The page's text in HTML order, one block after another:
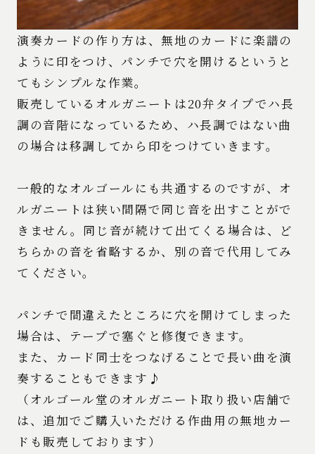
演奏カードの作り方は、無地のカードに楽譜の
ように印をつけ、パンチで穴を開けるというと
てもシンプルな作業。
販売しているオルガニートは20弁タイプでハ長
調の音階になっているため、ハ長調ではない曲
の場合は移調してから印をつけていきます。
一般的なオルゴールにも共通するのですが、オ
ルガニートは狭い間隔で同じ音を出すことがで
きません。同じ音が続けて出てくる場合は、ど
ちらかの音を省略するか、別の音で代用してみ
てください。
パンチで間違えたところに穴を開けてしまった
場合は、テープで塞ぐと修復できます。
また、カード同士をつなげることで長い曲を演
奏することもできます♪
（オルゴール堂のオルガニート取り扱い店舗で
は、追加でご購入いただける作曲用の無地カー
ドも販売しております）